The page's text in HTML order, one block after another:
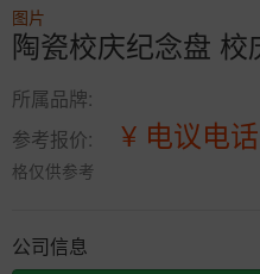
图片
陶瓷校庆纪念盘 校
所属品牌:
参考报价:
¥ 电议电
格仅供参考
公司信息